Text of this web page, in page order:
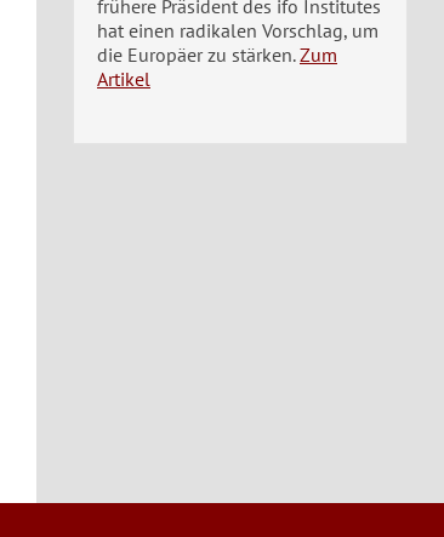
frühere Präsident des ifo Institutes
hat einen radikalen Vorschlag, um
die Europäer zu stärken. Zum
Artikel